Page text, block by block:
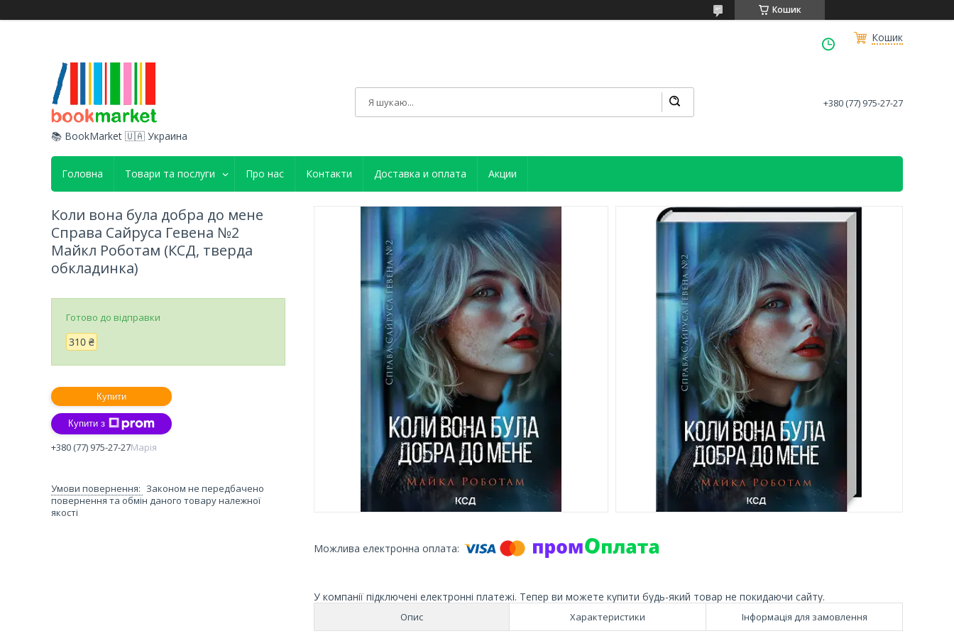
Кошик
Кошик
📚 BookMarket 🇺🇦 Украина
+380 (77) 975-27-27
Головна Товари та послуги Про нас Контакти Доставка и оплата Акции
У компанії підключені електронні платежі. Тепер ви можете купити будь-який товар не покидаючи сайту.
Опис Характеристики Інформація для замовлення
Коли вона була добра до мене
Справа Сайруса Гевена №2
Майкл Роботам (КСД, тверда
обкладинка)
Готово до відправки
310 ₴
Купити
Купити з
+380 (77) 975-27-27Марія
Законом не передбачено
повернення та обмін даного товару належної
якості